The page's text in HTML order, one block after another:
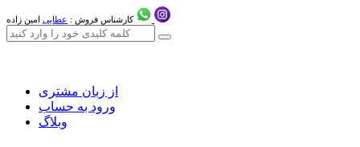
کارشناس فروش : عطایی امین زاده
از زبان مشتری
ورود به حساب
وبلاگ